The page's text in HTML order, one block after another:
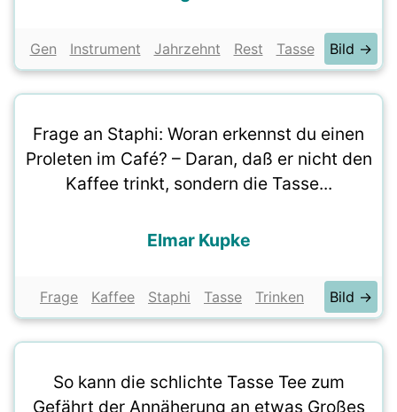
Gen Instrument Jahrzehnt Rest Tasse Bild →
Frage an Staphi: Woran erkennst du einen
Proleten im Café? – Daran, daß er nicht den
Kaffee trinkt, sondern die Tasse...
Elmar Kupke
Frage Kaffee Staphi Tasse Trinken Bild →
So kann die schlichte Tasse Tee zum
Gefährt der Annäherung an etwas Großes